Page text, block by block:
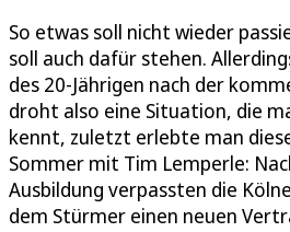
So etwas soll nicht wieder
soll auch dafür stehen.
des 20-Jährigen nach der
droht also eine Situation, die
kennt, zuletzt erlebte man
Sommer mit Tim Lemperle:
Ausbildung verpassten die
dem Stürmer einen neuen